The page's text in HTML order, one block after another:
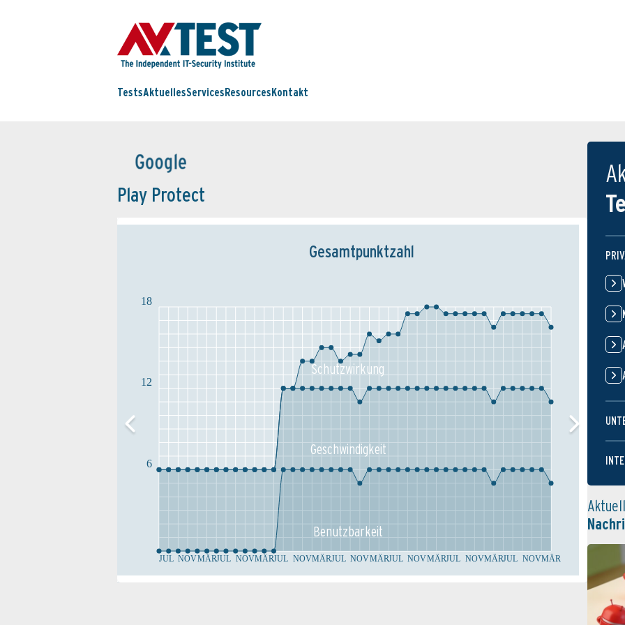
TestsAktuellesServices Resources Kontakt
Play Protect
Gesamtpunktzahl
JUL NOVMÄRJUL NOVMÄRJUL NOVMÄRJUL NOVMÄRJUL NOVMÄRJUL NOVMÄRJUL NOVMÄR
6
12
18
Schutz­wirkung
Geschw­indigkeit
Benutz­barkeit